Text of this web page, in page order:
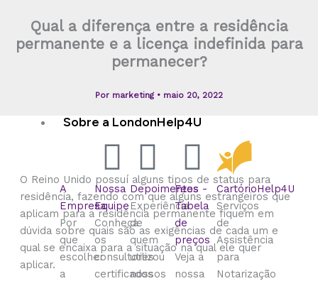
Família
Estudante
to
Remain
Scheme
Trabalhador
Qualificado
Imigração
Baseado
em
com
Licença
de
Visitante
Visto
para
Novo
Turista
para
os
taxa
de
visto
Notarização
Sobre a LondonHelp4U
A
Empresa
Por
que
escolher
a
Nossa
Equipe
Conheça
os
consultores
certificados
Depoimentos
Experiência
de
quem
utilizou
nossos
Fees -
Tabela
de
preços
Veja a
nossa
CartórioHelp4U
Serviços
de
Assistência
para
Notarização
Qual a diferença entre a residência
permanente e a licença indefinida para
permanecer?
Por marketing • maio 20, 2022
O Reino Unido possuí alguns tipos de status para
residência, fazendo com que alguns estrangeiros que
aplicam para a residência permanente fiquem em
dúvida sobre quais são as exigências de cada um e
qual se encaixa para a situação na qual ele quer
aplicar.